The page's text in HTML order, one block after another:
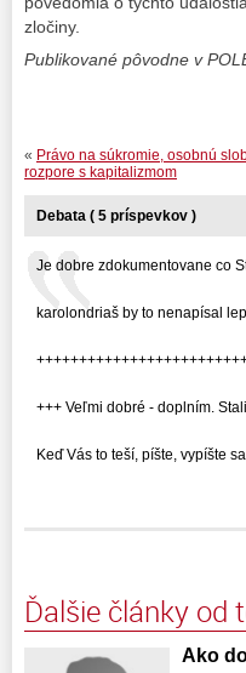
zločiny.
Publikované pôvodne v
« Právo na súkromie, osobnú
rozpore s kapitalizmom
Debata ( 5 príspevkov )
Je dobre zdokumentovane co
karolondriaš by to nenapísal
+++ Veľmi dobré - doplním.
Keď Vás to teší, píšte, vypíšte
Ďalšie články od
Ako